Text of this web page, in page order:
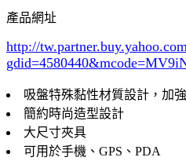
產品網址
http://
gdid=4580440
吸盤特殊黏性材質設計，加
簡約時尚造型設計
大尺寸夾具
可用於手機、GPS、PDA